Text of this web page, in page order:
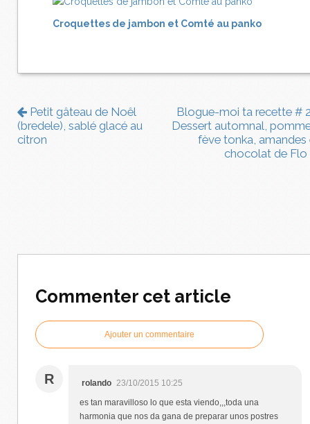
Croquettes de jambon et Comté au panko
Petit gâteau de Noêl
(bredele), sablé glacé au
citron
Blogue-moi ta recette #
Dessert automnal,
fève tonka, amandes
chocolat de Flo
Commenter cet article
Ajouter un commentaire
R rolando 23/10/2015 10:25
es tan maravilloso lo que esta viendo,,,toda una
harmonia que nos da gana de preparar unos postres